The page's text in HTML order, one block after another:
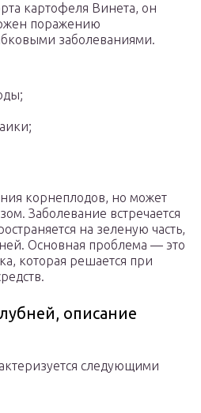
картофеля Винета, он
поражению
заболеваниями.
корнеплодов, но может
Заболевание встречается
на зеленую часть,
Основная проблема — это
которая решается при
описание
следующими